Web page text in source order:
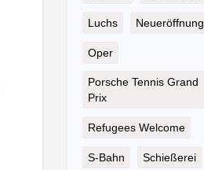
Luchs Neueröffnung
Oper
Porsche Tennis Grand
Prix
Refugees Welcome
S-Bahn Schießerei